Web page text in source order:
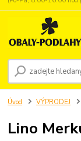
Úvod VÝPRODEJ
Lino